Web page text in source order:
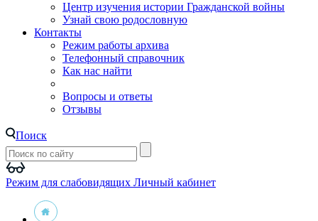
Центр изучения истории Гражданской войны
Узнай свою родословную
Контакты
Режим работы архива
Телефонный справочник
Как нас найти
Вопросы и ответы
Отзывы
Поиск
Режим для слабовидящих Личный кабинет